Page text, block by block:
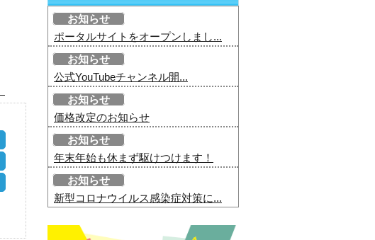
お知らせ
ポータルサイトをオープンしまし...
お知らせ
公式YouTubeチャンネル開...
お知らせ
価格改定のお知らせ
お知らせ
年末年始も休まず駆けつけます！
お知らせ
新型コロナウイルス感染症対策に...